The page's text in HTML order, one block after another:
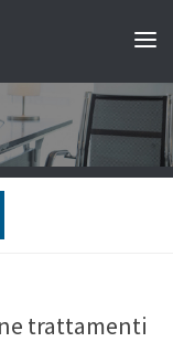
trattamenti